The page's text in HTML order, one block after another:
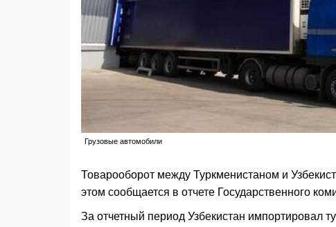
Грузовые автомобили
Товарооборот между Туркменистаном и
этом сообщается в отчете Государственного
За отчетный период Узбекистан импортировал